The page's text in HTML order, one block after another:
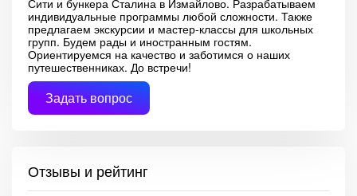
Сити и бункера Сталина в Измайлово. Разрабатываем
индивидуальные программы любой сложности. Также
предлагаем экскурсии и мастер-классы для школьных
групп. Будем рады и иностранным гостям.
Ориентируемся на качество и заботимся о наших
путешественниках. До встречи!
Задать вопрос
Отзывы и рейтинг